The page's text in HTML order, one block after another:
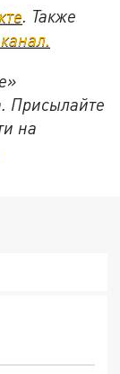
. Также
Присылайте
на